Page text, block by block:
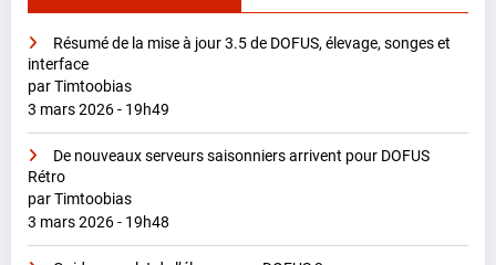
Résumé de la mise à jour 3.5 de DOFUS, élevage, songes et
interface
par Timtoobias
3 mars 2026 - 19h49
De nouveaux serveurs saisonniers arrivent pour DOFUS
Rétro
par Timtoobias
3 mars 2026 - 19h48